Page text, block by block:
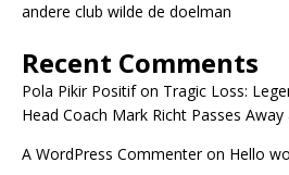
andere club wilde de doelman
Recent Comments
Pola Pikir Positifon Tragic Loss:
Head Coach Mark Richt Passes
A WordPress Commenteron Hello